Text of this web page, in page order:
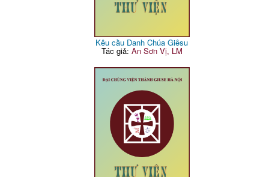
Kêu cầu Danh Chúa Giêsu
Tác giả: An Sơn Vị, LM